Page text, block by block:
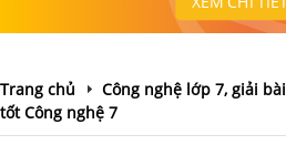
Trang chủ
Công nghệ lớp 7, giải
tốt Công nghệ 7